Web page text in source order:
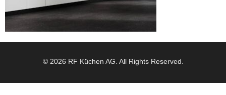
© 2026 RF Küchen AG. All Rights Reserved.